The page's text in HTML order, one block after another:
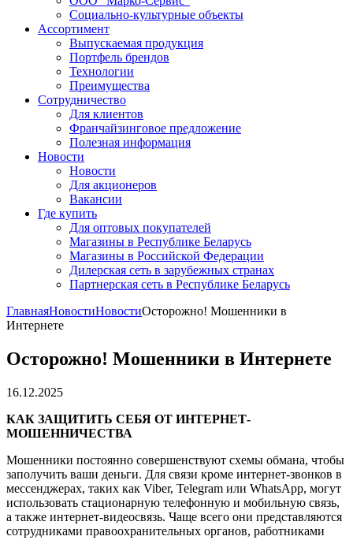
Социально-культурные объекты
Ассортимент
Выпускаемая продукция
Портфель брендов
Технологии
Преимущества
Сотрудничество
Для клиентов
Франчайзинговое предложение
Полезная информация
Новости
Новости
Для акционеров
Вакансии
Где купить
Для оптовых покупателей
Магазины в Республике Беларусь
Магазины в Российской Федерации
Дилерская сеть в зарубежных странах
Партнерская сеть в Республике Беларусь
ГлавнаяНовостиНовостиОсторожно! Мошенники в
Интернете
Осторожно! Мошенники в Интернете
16.12.2025
КАК ЗАЩИТИТЬ СЕБЯ ОТ ИНТЕРНЕТ-
МОШЕННИЧЕСТВА
Мошенники постоянно совершенствуют схемы обмана, чтобы
заполучить ваши деньги. Для связи кроме интернет-звонков в
мессенджерах, таких как Viber, Telegram или WhatsApp, могут
использовать стационарную телефонную и мобильную связь,
а также интернет-видеосвязь. Чаще всего они представляются
сотрудниками правоохранительных органов, работниками